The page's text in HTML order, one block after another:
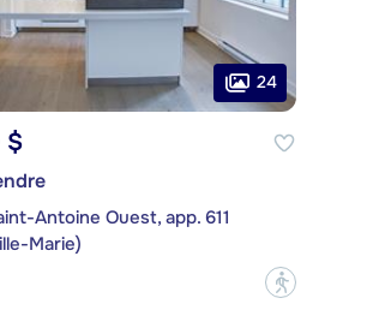
24
$
Antoine Ouest, app. 611
Marie)
?